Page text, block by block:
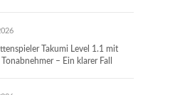
Takumi Level 1.1 mit
– Ein klarer Fall